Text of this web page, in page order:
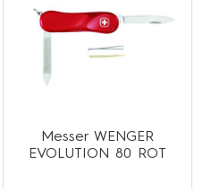
Messer WENGER
EVOLUTION 80 ROT